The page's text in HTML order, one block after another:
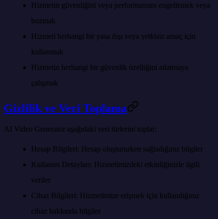
Hizmetin güvenliğini veya performansını engellemek veya
bozmak
Hizmeti herhangi bir yasa dışı veya yetkisiz amaç için
kullanmak
Hizmetin herhangi bir güvenlik özelliğini atlatmaya
çalışmak
Gizlilik ve Veri Toplama
AI Video Generator aşağıdaki veri türlerini toplar:
Hesap Bilgileri: Hesap oluştururken sağladığınız bilgiler
Kullanım Detayları: Hizmetimizdeki etkinliğinizle ilgili
veriler
Cihaz Bilgileri: Hizmetimize erişmek için kullandığınız
cihaz hakkında bilgiler